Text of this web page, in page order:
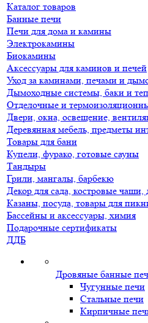
Каталог товаров
Банные печи
Печи для дома и камины
Электрокамины
Биокамины
Аксессуары для каминов и печей
Уход за каминами, печами и
Дымоходные системы, баки и
Отделочные и
Двери, окна, освещение,
Деревянная мебель, предметы
Товары для бани
Купели, фурако, готовые сауны
Тандыры
Грили, мангалы, барбекю
Декор для сада, костровые
Казаны, посуда, товары для
Бассейны и аксессуары, химия
Подарочные сертификаты
ДДБ
Дровяные банные
Чугунные печи
Стальные печи
Кирпичные